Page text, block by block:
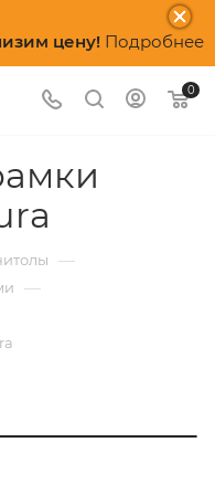
цену! Подробнее
0
—
—